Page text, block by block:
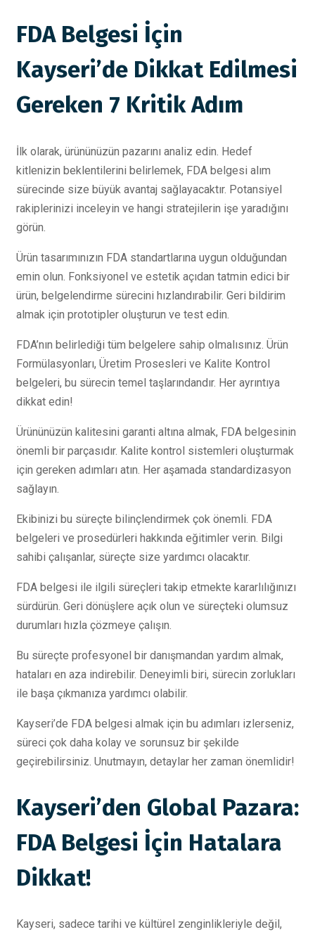
FDA Belgesi İçin
Kayseri’de Dikkat Edilmesi
Gereken 7 Kritik Adım
İlk olarak, ürününüzün pazarını analiz edin. Hedef
kitlenizin beklentilerini belirlemek, FDA belgesi alım
sürecinde size büyük avantaj sağlayacaktır. Potansiyel
rakiplerinizi inceleyin ve hangi stratejilerin işe yaradığını
görün.
Ürün tasarımınızın FDA standartlarına uygun olduğundan
emin olun. Fonksiyonel ve estetik açıdan tatmin edici bir
ürün, belgelendirme sürecini hızlandırabilir. Geri bildirim
almak için prototipler oluşturun ve test edin.
FDA’nın belirlediği tüm belgelere sahip olmalısınız. Ürün
Formülasyonları, Üretim Prosesleri ve Kalite Kontrol
belgeleri, bu sürecin temel taşlarındandır. Her ayrıntıya
dikkat edin!
Ürününüzün kalitesini garanti altına almak, FDA belgesinin
önemli bir parçasıdır. Kalite kontrol sistemleri oluşturmak
için gereken adımları atın. Her aşamada standardizasyon
sağlayın.
Ekibinizi bu süreçte bilinçlendirmek çok önemli. FDA
belgeleri ve prosedürleri hakkında eğitimler verin. Bilgi
sahibi çalışanlar, süreçte size yardımcı olacaktır.
FDA belgesi ile ilgili süreçleri takip etmekte kararlılığınızı
sürdürün. Geri dönüşlere açık olun ve süreçteki olumsuz
durumları hızla çözmeye çalışın.
Bu süreçte profesyonel bir danışmandan yardım almak,
hataları en aza indirebilir. Deneyimli biri, sürecin zorlukları
ile başa çıkmanıza yardımcı olabilir.
Kayseri’de FDA belgesi almak için bu adımları izlerseniz,
süreci çok daha kolay ve sorunsuz bir şekilde
geçirebilirsiniz. Unutmayın, detaylar her zaman önemlidir!
Kayseri’den Global Pazara:
FDA Belgesi İçin Hatalara
Dikkat!
Kayseri, sadece tarihi ve kültürel zenginlikleriyle değil,